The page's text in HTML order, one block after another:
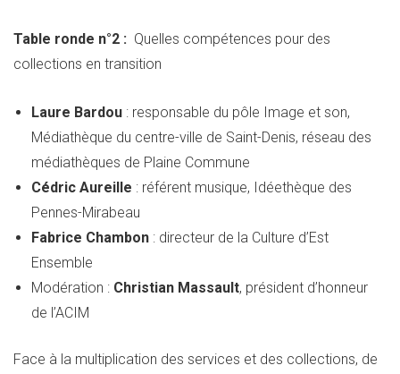
Table ronde n°2 : Quelles compétences pour des
collections en transition
Laure Bardou : responsable du pôle Image et son,
Médiathèque du centre-ville de Saint-Denis, réseau des
médiathèques de Plaine Commune
Cédric Aureille : référent musique, Idéethèque des
Pennes-Mirabeau
Fabrice Chambon : directeur de la Culture d’Est
Ensemble
Modération : Christian Massault, président d’honneur
de l’ACIM
Face à la multiplication des services et des collections, de